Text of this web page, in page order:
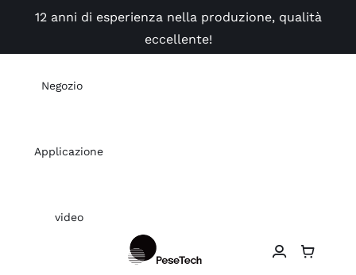
content
12 anni di esperienza nella produzione, qualità
eccellente!
Negozio
Applicazione
video